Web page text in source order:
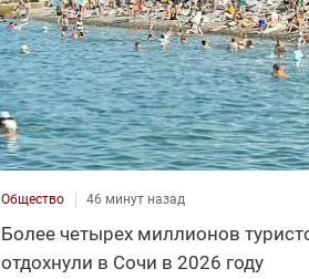
Общество 46 минут назад
Более четырех миллионов
отдохнули в Сочи в 2026 году